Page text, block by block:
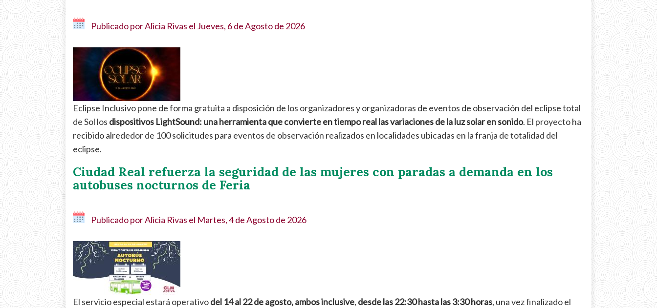
de
convertir
los
obstáculos
en
oportunidades
06.08.26
Publicado porAlicia Rivas el Jueves, 6 de Agosto de 2026
Eclipse Inclusivo pone de forma gratuita a disposición de los organizadores y organizadoras de eventos de observación del eclipse total
de Sol los dispositivos LightSound: una herramienta que convierte en tiempo real las variaciones de la luz solar en sonido. El proyecto ha
recibido alrededor de 100 solicitudes para eventos de observación realizados en localidades ubicadas en la franja de totalidad del
eclipse.
Ciudad Real refuerza la seguridad de las mujeres con paradas a demanda en los
autobuses nocturnos de Feria
Publicado porAlicia Rivas el Martes, 4 de Agosto de 2026
El servicio especial estará operativodel 14 al 22 de agosto, ambos inclusive, desde las 22:30 hasta las 3:30 horas, una vez finalizado el